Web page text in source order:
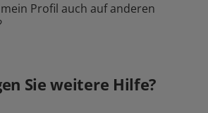
Profil auch auf anderen
Sie weitere Hilfe?